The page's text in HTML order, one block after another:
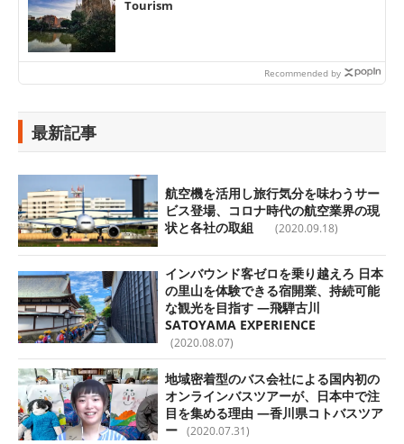
Tourism
Recommended by
最新記事
航空機を活用し旅行気分を味わうサー
ビス登場、コロナ時代の航空業界の現
状と各社の取組
(2020.09.18)
インバウンド客ゼロを乗り越えろ 日本
の里山を体験できる宿開業、持続可能
な観光を目指す —飛騨古川
SATOYAMA EXPERIENCE
(2020.08.07)
地域密着型のバス会社による国内初の
オンラインバスツアーが、日本中で注
目を集める理由 —香川県コトバスツア
ー (2020.07.31)